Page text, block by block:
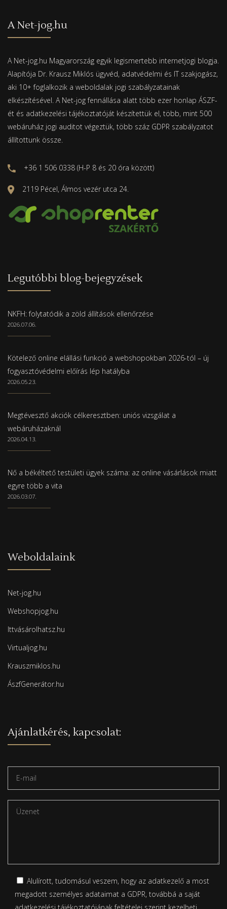
A Net-jog.hu
A Net-jog.hu Magyarország egyik legismertebb internetjogi blogja.
Alapítója Dr. Krausz Miklós ügyvéd, adatvédelmi és IT szakjogász,
aki 10+ foglalkozik a weboldalak jogi szabályzatainak
elkészítésével. A Net-jog fennállása alatt több ezer honlap ÁSZF-
ét és adatkezelési tájékoztatóját készítettük el, több, mint 500
webáruház jogi auditot végeztük, több száz GDPR szabályzatot
állítottunk össze.
+36 1 506 0338 (H-P 8 és 20 óra között)
2119 Pécel, Álmos vezér utca 24.
Legutóbbi blog-bejegyzések
NKFH: folytatódik a zöld állítások ellenőrzése
2026.07.06.
Kötelező online elállási funkció a webshopokban 2026-tól – új
fogyasztóvédelmi előírás lép hatályba
2026.05.23.
Megtévesztő akciók célkeresztben: uniós vizsgálat a
webáruházaknál
2026.04.13.
Nő a békéltető testületi ügyek száma: az online vásárlások miatt
egyre több a vita
2026.03.07.
Weboldalaink
Net-jog.hu
Webshopjog.hu
Ittvásárolhatsz.hu
Virtualjog.hu
Krauszmiklos.hu
ÁszfGenerátor.hu
Ajánlatkérés, kapcsolat:
Alulírott, tudomásul veszem, hogy az adatkezelő a most
megadott személyes adataimat a GDPR, továbbá a saját